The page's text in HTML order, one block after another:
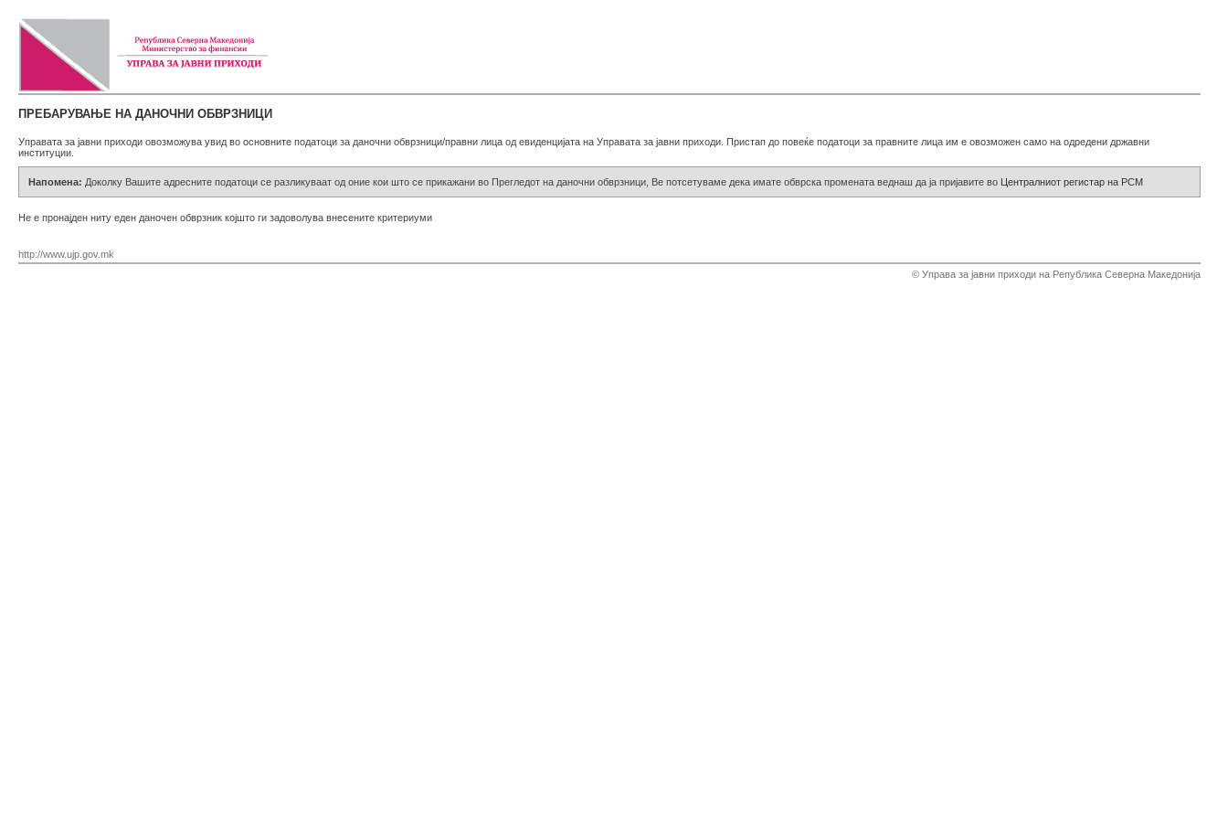
ПРЕБАРУВАЊЕ НА ДАНОЧНИ ОБВРЗНИЦИ
Управата за јавни приходи овозможува увид во основните податоци за даночни обврзници/правни лица од евиденцијата на Управата за јавни приходи. Пристап до повеќе податоци за правните лица им е овозможен само на одредени државни
институции.
Напомена: Доколку Вашите адресните податоци се разликуваат од оние кои што се прикажани во Прегледот на даночни обврзници, Ве потсетуваме дека имате обврска промената веднаш да ја пријавите во Централниот регистар на РСМ
Не е пронајден ниту еден даночен обврзник којшто ги задоволува внесените критериуми
http://www.ujp.gov.mk
© Управа за јавни приходи на Република Северна Македонија